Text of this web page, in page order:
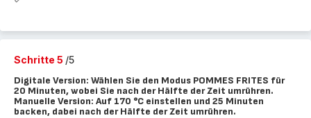
Schritte 5 /5
Digitale Version: Wählen Sie den Modus POMMES FRITES für
20 Minuten, wobei Sie nach der Hälfte der Zeit umrühren.
Manuelle Version: Auf 170 °C einstellen und 25 Minuten
backen, dabei nach der Hälfte der Zeit umrühren.